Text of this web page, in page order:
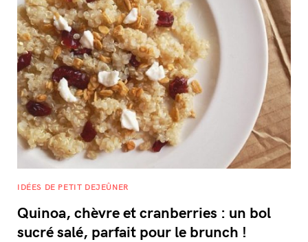
IDÉES DE PETIT DEJEÛNER
Quinoa, chèvre et cranberries : un bol
sucré salé, parfait pour le brunch !